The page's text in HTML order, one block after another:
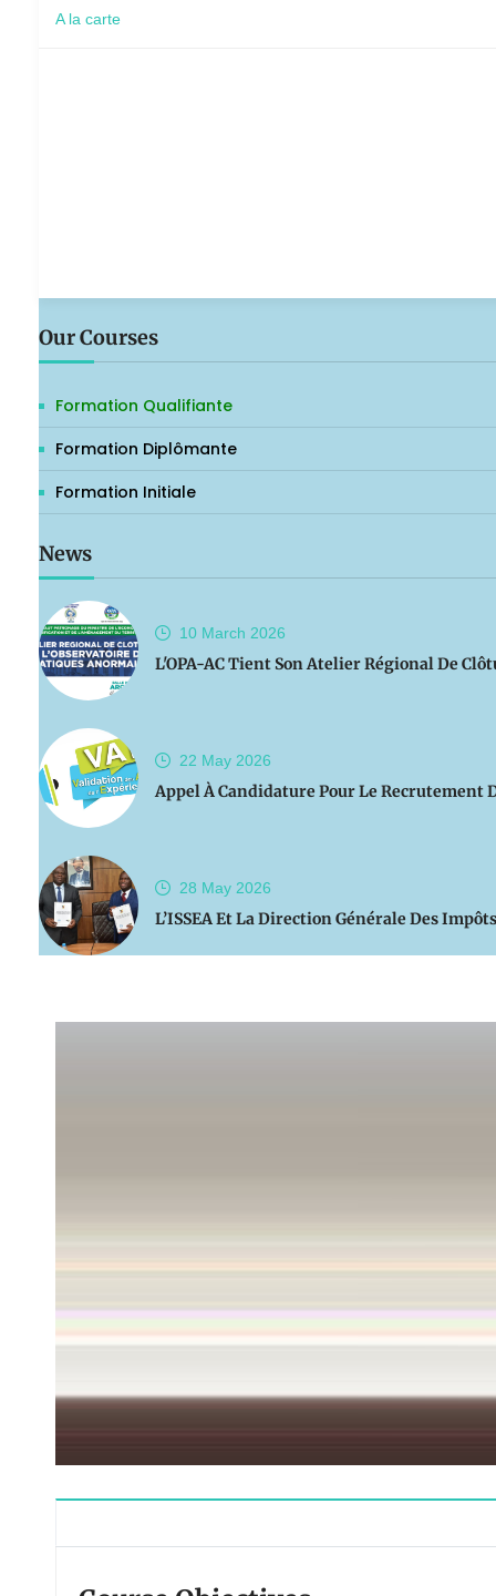
A la carte
Our Courses
Formation Qualifiante
Formation Diplômante
Formation Initiale
News
10 March 2026
L'OPA-AC Tient Son Atelier Régional De
22 May 2026
Appel À Candidature Pour Le Recrutement
28 May 2026
L’ISSEA Et La Direction Générale Des